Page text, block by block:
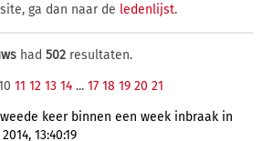
ga dan naar de ledenlijst.
had 502 resultaten.
11 12 13 14 ... 17 18 19 20 21
keer binnen een week inbraak in
13:40:19